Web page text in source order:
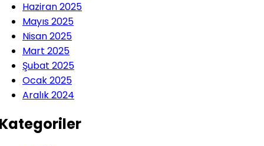
Haziran 2025
Mayıs 2025
Nisan 2025
Mart 2025
Şubat 2025
Ocak 2025
Aralık 2024